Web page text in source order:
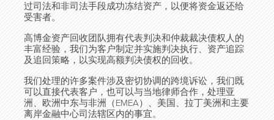
过司法和非司法手段成功冻结资产，以便将资金返还给
受害者。
高博金资产回收团队拥有代表判决和仲裁裁决债权人的
丰富经验，我们为客户制定并实施判决执行、资产追踪
及追回策略，以实现高额判决债权的回收。
我们处理的许多案件涉及密切协调的跨境诉讼，我们既
可以直接代表客户，也可以与当地律师合作，处理亚
洲、欧洲中东与非洲（EMEA）、美国、拉丁美洲和主要
离岸金融中心司法辖区内的事宜。